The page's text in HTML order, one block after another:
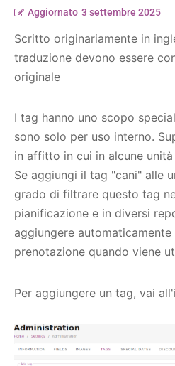
Aggiornato 3 settembre 2025
Scritto originariamente in
traduzione devono essere
originale
I tag hanno uno scopo
sono solo per uso interno.
in affitto in cui in alcune
Se aggiungi il tag "cani" alle
grado di filtrare questo tag
pianificazione e in diversi
aggiungere
prenotazione quando viene
Per aggiungere un tag, vai